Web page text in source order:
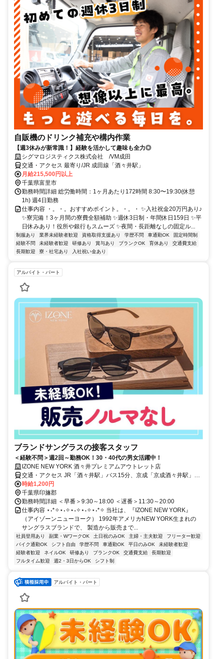
自販機のドリンク補充や構内作業
【週3休みが新常識！】経験を活かして趣味も全力◎
シグマロジスティクス株式会社 /VM成田
交通・アクセス 最寄り/JR 成田線「酒々井駅」
月給215,500円以上
千葉県富里市
勤務時間詳細 総労働時間：1ヶ月あたり172時間 8:30〜19:30(休憩
1h) 週4日勤務
仕事内容 ・。・。おすすめポイント。・。・ ✨入社祝金20万円あり♪
✨寮完備！3ヶ月間の寮費全額補助 ✨週休3日制・年間休日159日 ✨平
日休みあり！役所や銀行もスムーズ ✨夜間・長距離なしの固定ル...
制服あり 業界未経験者歓迎 資格取得支援あり 学歴不問 車通勤OK
固定時間制
経験不問
未経験者歓迎 研修あり 賞与あり ブランクOK 育休あり
交通費支給
長期歓迎
寮・社宅あり 入社祝い金あり
アルバイト・パート
ブランドサングラスの接客スタッフ
＜経験不問＞週2回～勤務OK！30・40代の男女活躍中！
IZONE NEW YORK 酒々井プレミアムアウトレット店
交通・アクセス JR「酒々井駅」バス15分、京成「京成酒々井駅」バ
ス20分
時給1,200円
千葉県印旛郡
勤務時間詳細 ＜早番＞9:30～18:00 ＜遅番＞11:30～20:00
仕事内容 ⋆˖*✧⋆˖✧⋆˖✧⋆˖✧⋆˖*✧ 当社は、『IZONE NEW YORK』
（アイゾーンニューヨーク） 1992年アメリカNEW YORK生まれの
サングラスブランドで、 製造から販売まで...
社員登用あり 副業・WワークOK 土日祝のみOK 主婦・主夫歓迎
フリーター歓迎
バイク通勤OK
シフト自由 学歴不問 車通勤OK 平日のみOK
未経験者歓迎
経験者歓迎
ネイルOK 研修あり ブランクOK 交通費支給
長期歓迎
フルタイム歓迎
週2・3日からOK シフト制
アルバイト・パート